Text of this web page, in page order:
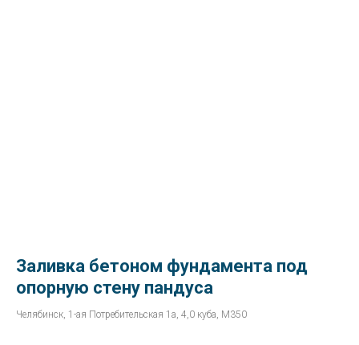
Заливка бетоном фундамента под
опорную стену пандуса
Челябинск, 1-ая Потребительская 1а, 4,0 куба, М350